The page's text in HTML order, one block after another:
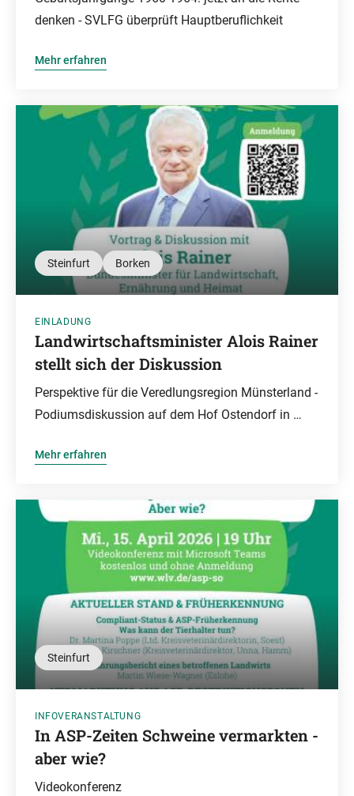
denken - SVLFG überprüft Hauptberuflichkeit
Mehr erfahren
Steinfurt Borken
EINLADUNG
Landwirtschaftsminister Alois Rainer
stellt sich der Diskussion
Perspektive für die Veredlungsregion Münsterland -
Podiumsdiskussion auf dem Hof Ostendorf in …
Mehr erfahren
Steinfurt
INFOVERANSTALTUNG
In ASP-Zeiten Schweine vermarkten -
aber wie?
Videokonferenz